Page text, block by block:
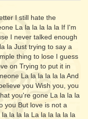
I still hate the
La la la la la la If I'm
I never talked enough
la Just trying to say a
thing to lose I guess
on Trying to put it in
La la la la la la And
you Wish you, you
you're gone La la la la
you But love is not a
la la la La la la la la la